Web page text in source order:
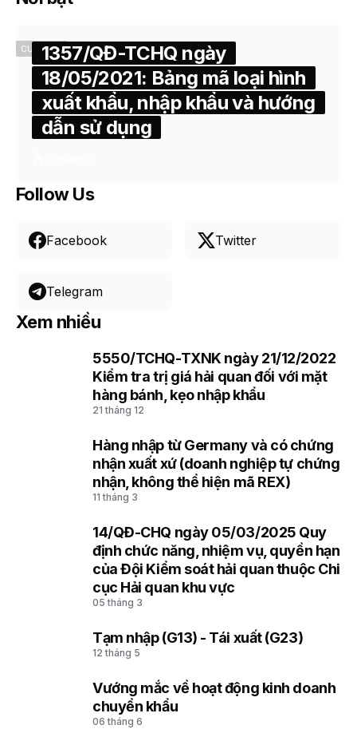
CUSTOMS1357/QĐ-TCHQ ngày
18/05/2021: Bảng mã loại hình
xuất khẩu, nhập khẩu và hướng
dẫn sử dụng
Follow Us
Facebook Twitter
Telegram
Xem nhiều
5550/TCHQ-TXNK ngày 21/12/2022
Kiểm tra trị giá hải quan đối với mặt
hàng bánh, kẹo nhập khẩu
21 tháng 12
Hàng nhập từ Germany và có chứng
nhận xuất xứ (doanh nghiệp tự chứng
nhận, không thể hiện mã REX)
11 tháng 3
14/QĐ-CHQ ngày 05/03/2025 Quy
định chức năng, nhiệm vụ, quyền hạn
của Đội Kiểm soát hải quan thuộc Chi
cục Hải quan khu vực
05 tháng 3
Tạm nhập (G13) - Tái xuất (G23)
12 tháng 5
Vướng mắc về hoạt động kinh doanh
chuyển khẩu
06 tháng 6